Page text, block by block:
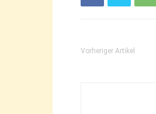
Vorheriger Artikel